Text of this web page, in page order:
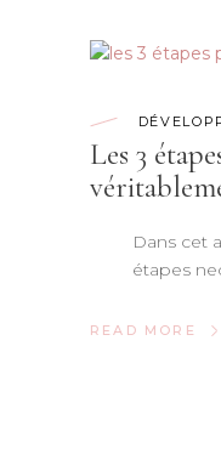
Les 3
Dans cet
étapes
READ MORE